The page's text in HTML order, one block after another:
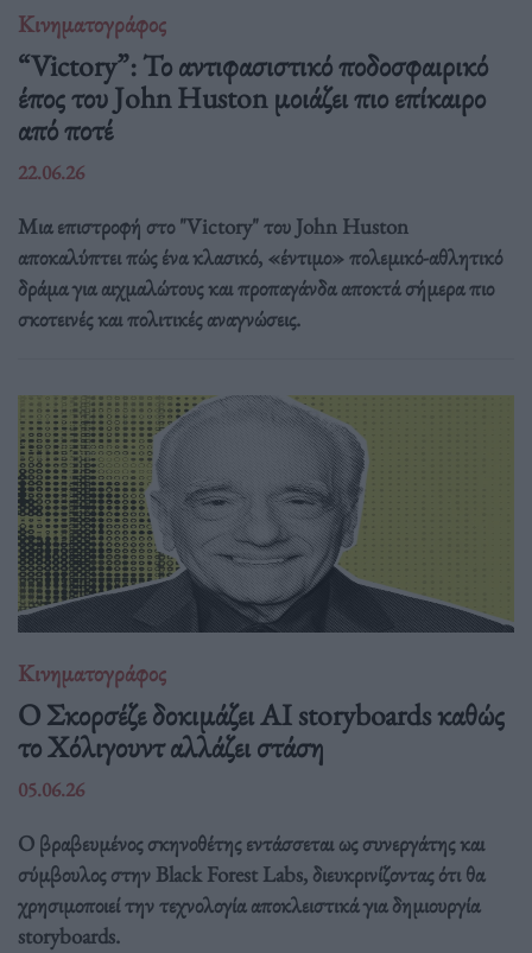
Κινηματογράφος
“Victory”: Το αντιφασιστικό ποδοσφαιρικό
έπος του John Huston μοιάζει πιο επίκαιρο
από ποτέ
22.06.26
Μια επιστροφή στο "Victory" του John Huston
αποκαλύπτει πώς ένα κλασικό, «έντιμο» πολεμικό-αθλητικό
δράμα για αιχμαλώτους και προπαγάνδα αποκτά σήμερα πιο
σκοτεινές και πολιτικές αναγνώσεις.
Κινηματογράφος
Ο Σκορσέζε δοκιμάζει AI storyboards καθώς
το Χόλιγουντ αλλάζει στάση
05.06.26
Ο βραβευμένος σκηνοθέτης εντάσσεται ως συνεργάτης και
σύμβουλος στην Black Forest Labs, διευκρινίζοντας ότι θα
χρησιμοποιεί την τεχνολογία αποκλειστικά για δημιουργία
storyboards.